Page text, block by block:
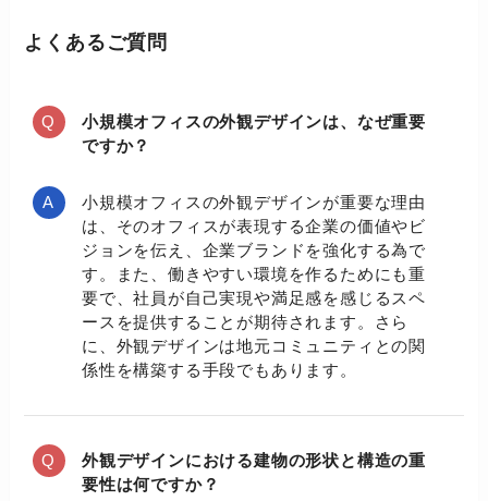
よくあるご質問
小規模オフィスの外観デザインは、なぜ重要
ですか？
小規模オフィスの外観デザインが重要な理由
は、そのオフィスが表現する企業の価値やビ
ジョンを伝え、企業ブランドを強化する為で
す。また、働きやすい環境を作るためにも重
要で、社員が自己実現や満足感を感じるスペ
ースを提供することが期待されます。さら
に、外観デザインは地元コミュニティとの関
係性を構築する手段でもあります。
外観デザインにおける建物の形状と構造の重
要性は何ですか？